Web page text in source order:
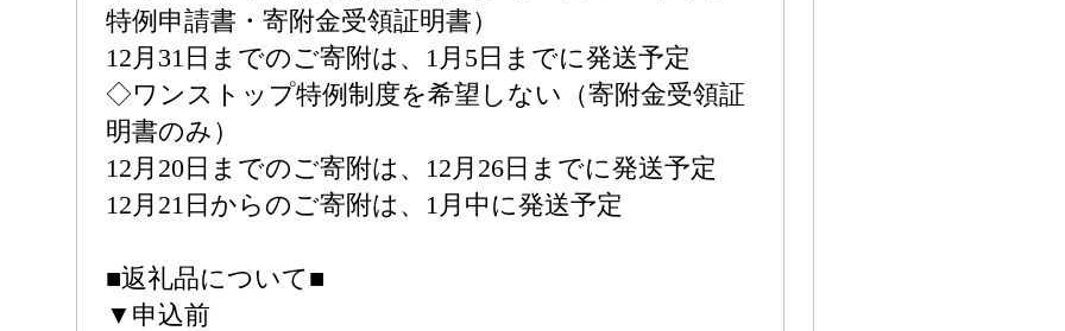
特例申請書・寄附金受領証明書）
12月31日までのご寄附は、1月5日までに発送予定
◇ワンストップ特例制度を希望しない（寄附金受領証
明書のみ）
12月20日までのご寄附は、12月26日までに発送予定
12月21日からのご寄附は、1月中に発送予定
■返礼品について■
▼申込前